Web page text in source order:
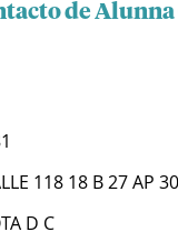
de
118 18 B 27 AP
D C